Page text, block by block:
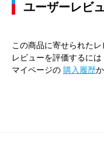
ユーザーレビ
この商品に寄せられたレ
レビューを評価するには
マイページの 購入履歴